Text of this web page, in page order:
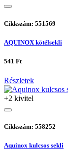
Cikkszám: 551569
AQUINOX kötélsekli
541 Ft
Részletek
+2 kivitel
Cikkszám: 558252
Aquinox kulcsos sekli